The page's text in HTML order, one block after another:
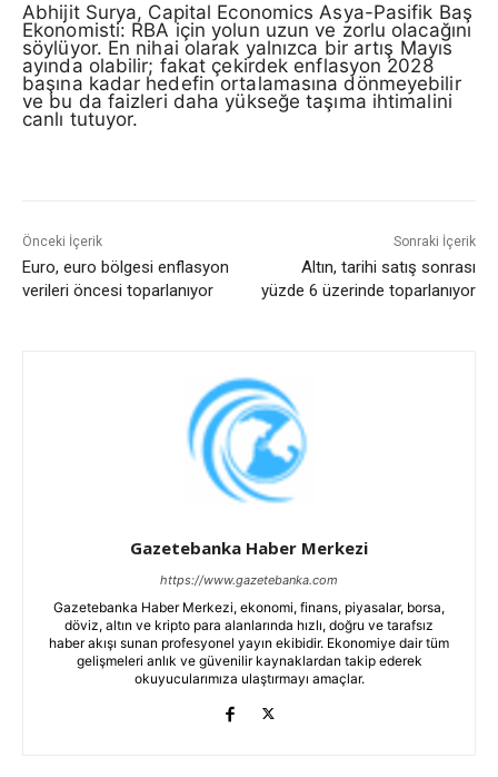
Abhijit Surya, Capital Economics Asya-Pasifik Baş
Ekonomisti: RBA için yolun uzun ve zorlu olacağını
söylüyor. En nihai olarak yalnızca bir artış Mayıs
ayında olabilir; fakat çekirdek enflasyon 2028
başına kadar hedefin ortalamasına dönmeyebilir
ve bu da faizleri daha yükseğe taşıma ihtimalini
canlı tutuyor.
Önceki İçerik
Euro, euro bölgesi enflasyon
verileri öncesi toparlanıyor
Sonraki İçerik
Altın, tarihi satış sonrası
yüzde 6 üzerinde toparlanıyor
Gazetebanka Haber Merkezi
https://www.gazetebanka.com
Gazetebanka Haber Merkezi, ekonomi, finans, piyasalar, borsa,
döviz, altın ve kripto para alanlarında hızlı, doğru ve tarafsız
haber akışı sunan profesyonel yayın ekibidir. Ekonomiye dair tüm
gelişmeleri anlık ve güvenilir kaynaklardan takip ederek
okuyucularımıza ulaştırmayı amaçlar.